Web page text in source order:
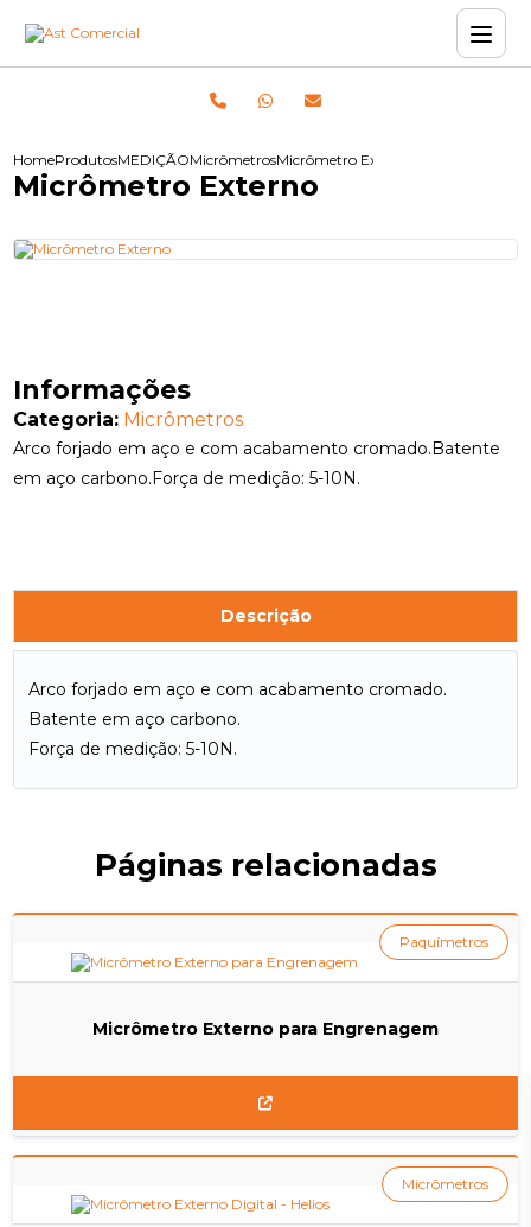
HomeProdutosMEDIÇÃOMicrômetrosMicrômetro Externo
Micrômetro Externo
Informações
Categoria: Micrômetros
Arco forjado em aço e com acabamento cromado.Batente
em aço carbono.Força de medição: 5-10N.
Descrição
Arco forjado em aço e com acabamento cromado.
Batente em aço carbono.
Força de medição: 5-10N.
Páginas relacionadas
Micrômetro Externo para Engrenagem
Paquímetros
Micrômetros